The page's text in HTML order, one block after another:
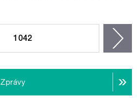
1042
Zprávy